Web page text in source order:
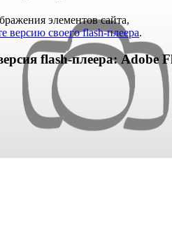
элементов сайта,
версию своего flash-плеера.
flash-плеера: Adobe